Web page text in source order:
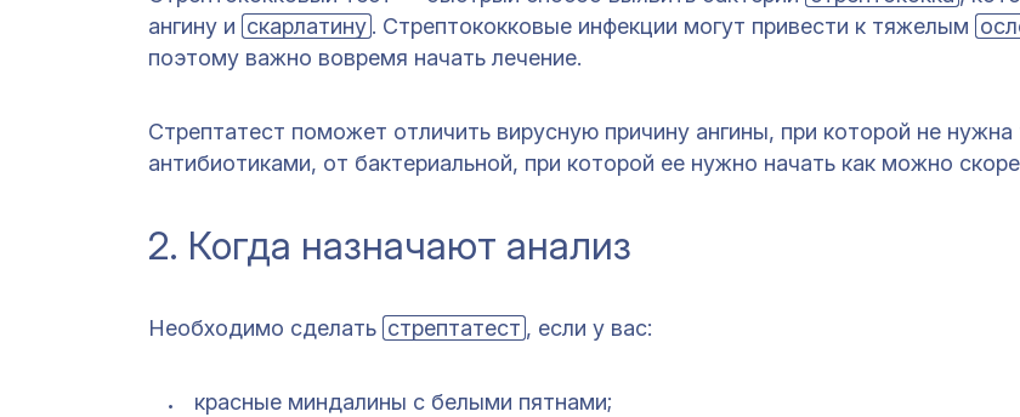
ангину и скарлатину . Стрептококковые инфекции могут привести к тяжелым
поэтому важно вовремя начать лечение.
Стрептатест поможет отличить вирусную причину ангины, при которой не нужна
антибиотиками, от бактериальной, при которой ее нужно начать как можно
2. Когда назначают анализ
Необходимо сделать стрептатест , если у вас:
красные миндалины с белыми пятнами;